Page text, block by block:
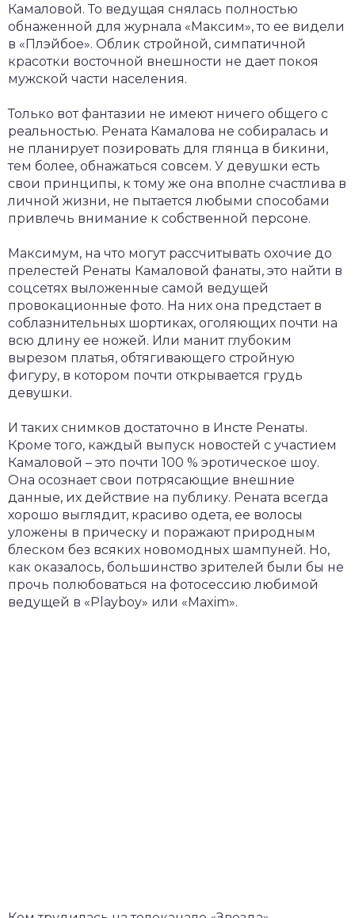
Камаловой. То ведущая снялась полностью
обнаженной для журнала «Максим», то ее видели
в «Плэйбое». Облик стройной, симпатичной
красотки восточной внешности не дает покоя
мужской части населения.
Только вот фантазии не имеют ничего общего с
реальностью. Рената Камалова не собиралась и
не планирует позировать для глянца в бикини,
тем более, обнажаться совсем. У девушки есть
свои принципы, к тому же она вполне счастлива в
личной жизни, не пытается любыми способами
привлечь внимание к собственной персоне.
Максимум, на что могут рассчитывать охочие до
прелестей Ренаты Камаловой фанаты, это найти в
соцсетях выложенные самой ведущей
провокационные фото. На них она предстает в
соблазнительных шортиках, оголяющих почти на
всю длину ее ножей. Или манит глубоким
вырезом платья, обтягивающего стройную
фигуру, в котором почти открывается грудь
девушки.
И таких снимков достаточно в Инсте Ренаты.
Кроме того, каждый выпуск новостей с участием
Камаловой – это почти 100 % эротическое шоу.
Она осознает свои потрясающие внешние
данные, их действие на публику. Рената всегда
хорошо выглядит, красиво одета, ее волосы
уложены в прическу и поражают природным
блеском без всяких новомодных шампуней. Но,
как оказалось, большинство зрителей были бы не
прочь полюбоваться на фотосессию любимой
ведущей в «Playboy» или «Maxim».